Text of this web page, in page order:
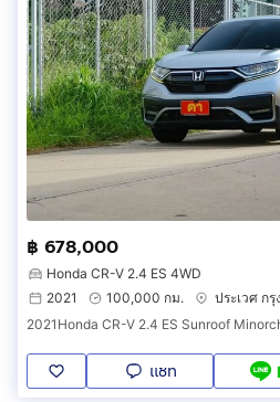
฿ 678,000
Honda CR-V 2.4 ES 4WD
2021
100,000 กม.
ประเวศ ก
2021Honda CR-V 2.4 ES Sunroof
แชท